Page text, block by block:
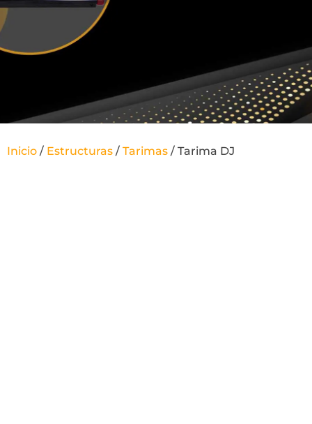
Inicio / Estructuras / Tarimas / Tarima DJ